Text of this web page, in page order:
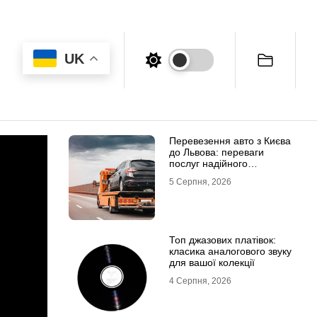
UK
Перевезення авто з Києва
до Львова: переваги
послуг надійного
5 Серпня, 2026
Топ джазових платівок:
класика аналогового звуку
для вашої колекції
4 Серпня, 2026